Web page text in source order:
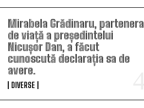
Mirabela Grădinaru, partenera
de viață a președintelui
Nicușor Dan, a făcut
cunoscută declarația sa de
avere.
DIVERSE